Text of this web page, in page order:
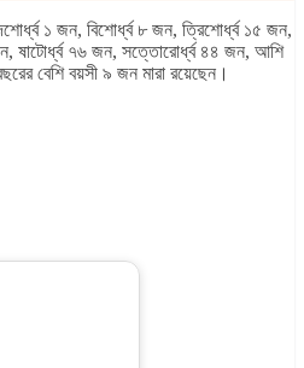
১ জন, বিশোর্ধ্ব ৮ জন, ত্রিশোর্ধ্ব ১৫ জন,
ষাটোর্ধ্ব ৭৬ জন, সত্তোরোর্ধ্ব ৪৪ জন, আশি
বেশি বয়সী ৯ জন মারা রয়েছেন।